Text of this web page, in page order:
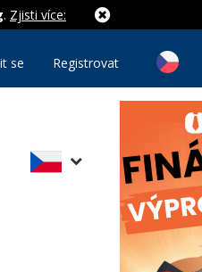
. Zjisti více:
se Registrovat